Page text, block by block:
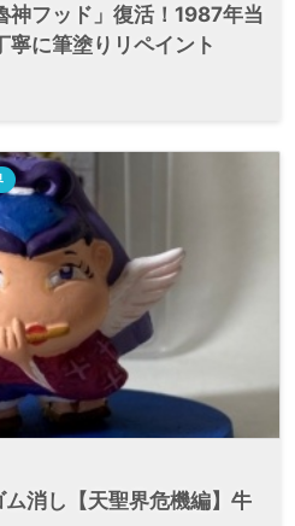
神フッド」復活！1987年当
寧に筆塗りリペイント
消し【天聖界危機編】牛